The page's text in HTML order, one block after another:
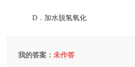
D． 加水脱氢氧化
我的答案： 未作答